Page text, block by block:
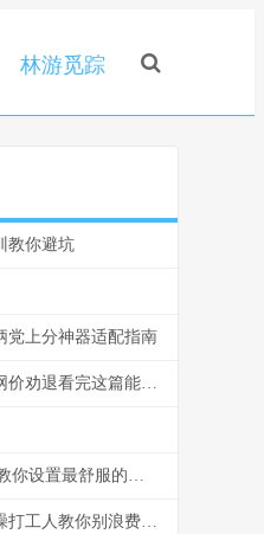
林游觅踪
教你避坑
党上分神器适配指南
王者荣耀战队扩展价格 别被官网价劝退看完这篇能省一半
王者荣耀3D视角怎么调 手把手教你设置最舒服的视角
王者荣耀铭文等级强度排行 暴躁打工人教你别浪费金币